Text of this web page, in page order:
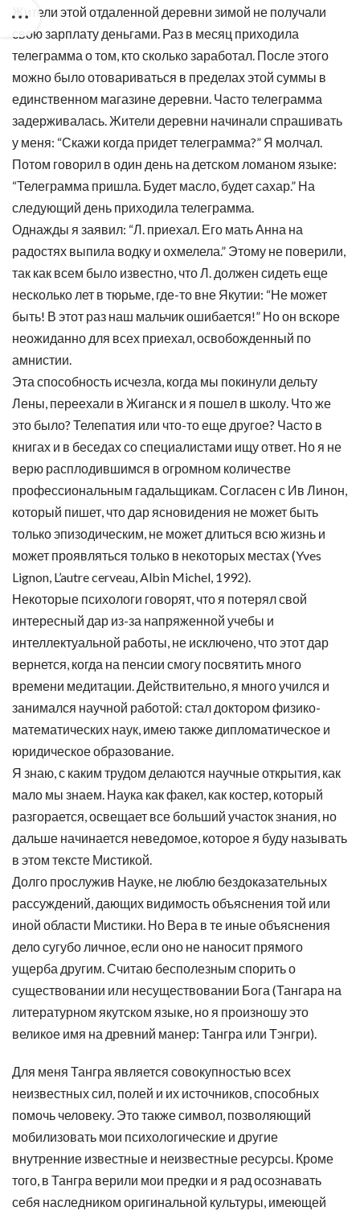
Жители этой отдаленной деревни зимой не получали
свою зарплату деньгами. Раз в месяц приходила
телеграмма о том, кто сколько заработал. После этого
можно было отовариваться в пределах этой суммы в
единственном магазине деревни. Часто телеграмма
задерживалась. Жители деревни начинали спрашивать
у меня: “Скажи когда придет телеграмма?” Я молчал.
Потом говорил в один день на детском ломаном языке:
“Телеграмма пришла. Будет масло, будет сахар.” На
следующий день приходила телеграмма.
Однажды я заявил: “Л. приехал. Его мать Анна на
радостях выпила водку и охмелела.” Этому не поверили,
так как всем было известно, что Л. должен сидеть еще
несколько лет в тюрьме, где-то вне Якутии: “Не может
быть! В этот раз наш мальчик ошибается!” Но он вскоре
неожиданно для всех приехал, освобожденный по
амнистии.
Эта способность исчезла, когда мы покинули дельту
Лены, переехали в Жиганск и я пошел в школу. Что же
это было? Телепатия или что-то еще другое? Часто в
книгах и в беседах со специалистами ищу ответ. Но я не
верю расплодившимся в огромном количестве
профессиональным гадальщикам. Согласен с Ив Линон,
который пишет, что дар ясновидения не может быть
только эпизодическим, не может длиться всю жизнь и
может проявляться только в некоторых местах (Yves
Lignon, L’autre cerveau, Albin Michel, 1992).
Некоторые психологи говорят, что я потерял свой
интересный дар из-за напряженной учебы и
интеллектуальной работы, не исключено, что этот дар
вернется, когда на пенсии смогу посвятить много
времени медитации. Действительно, я много учился и
занимался научной работой: стал доктором физико-
математических наук, имею также дипломатическое и
юридическое образование.
Я знаю, с каким трудом делаются научные открытия, как
мало мы знаем. Наука как факел, как костер, который
разгорается, освещает все больший участок знания, но
дальше начинается неведомое, которое я буду называть
в этом тексте Мистикой.
Долго прослужив Науке, не люблю бездоказательных
рассуждений, дающих видимость объяснения той или
иной области Мистики. Но Вера в те иные объяснения
дело сугубо личное, если оно не наносит прямого
ущерба другим. Считаю бесполезным спорить о
существовании или несуществовании Бога (Тангара на
литературном якутском языке, но я произношу это
великое имя на древний манер: Тангра или Тэнгри).
Для меня Тангра является совокупностью всех
неизвестных сил, полей и их источников, способных
помочь человеку. Это также символ, позволяющий
мобилизовать мои психологические и другие
внутренние известные и неизвестные ресурсы. Кроме
того, в Тангра верили мои предки и я рад осознавать
себя наследником оригинальной культуры, имеющей